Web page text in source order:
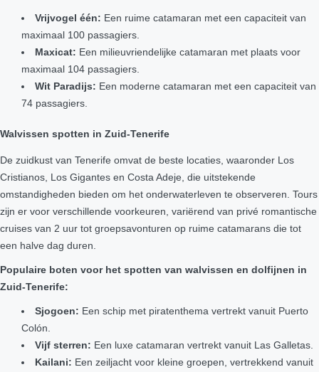
Vrijvogel één: Een ruime catamaran met een capaciteit van
maximaal 100 passagiers.
Maxicat: Een milieuvriendelijke catamaran met plaats voor
maximaal 104 passagiers.
Wit Paradijs: Een moderne catamaran met een capaciteit van
74 passagiers.
Walvissen spotten in Zuid-Tenerife
De zuidkust van Tenerife omvat de beste locaties, waaronder Los
Cristianos, Los Gigantes en Costa Adeje, die uitstekende
omstandigheden bieden om het onderwaterleven te observeren. Tours
zijn er voor verschillende voorkeuren, variërend van privé romantische
cruises van 2 uur tot groepsavonturen op ruime catamarans die tot
een halve dag duren.
Populaire boten voor het spotten van walvissen en dolfijnen in
Zuid-Tenerife:
Sjogoen: Een schip met piratenthema vertrekt vanuit Puerto
Colón.
Vijf sterren: Een luxe catamaran vertrekt vanuit Las Galletas.
Kailani: Een zeiljacht voor kleine groepen, vertrekkend vanuit